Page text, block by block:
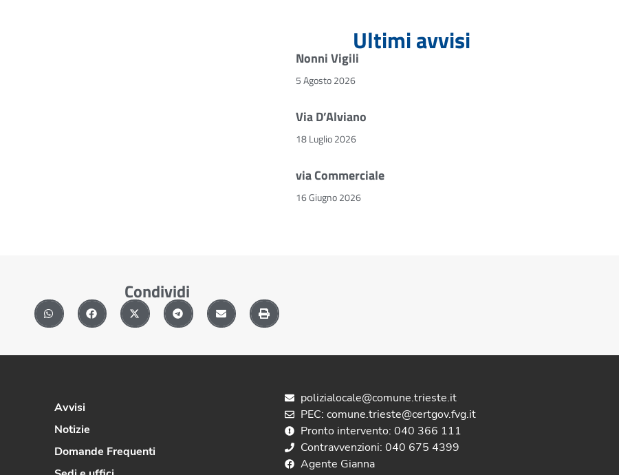
Ultimi avvisi
Nonni Vigili
5 Agosto 2026
Via D’Alviano
18 Luglio 2026
via Commerciale
16 Giugno 2026
Condividi
Avvisi
Notizie
Domande Frequenti
polizialocale@comune.trieste.it
PEC: comune.trieste@certgov.fvg.it
Pronto intervento: 040 366 111
Contravvenzioni: 040 675 4399
Agente Gianna